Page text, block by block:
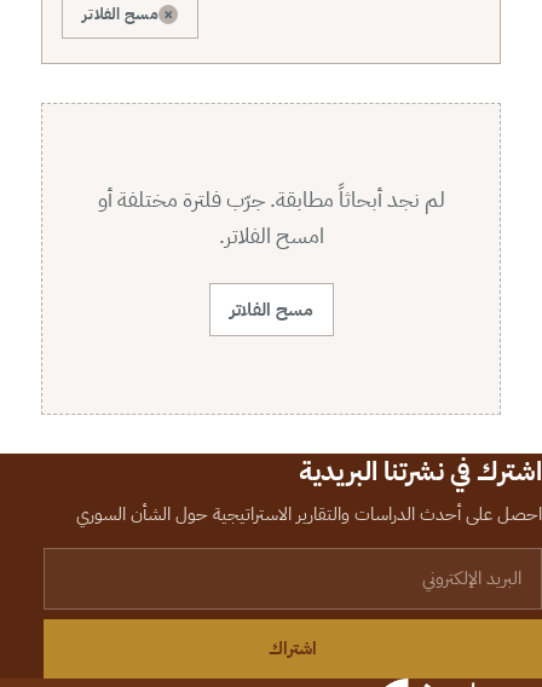
× مسح الفلاتر
لم نجد أبحاثاً مطابقة. جرّب فلترة مختلفة أو
امسح الفلاتر.
مسح الفلاتر
اشترك في نشرتنا البريدية
احصل على أحدث الدراسات والتقارير الاستراتيجية حول الشأن السوري
اشتراك